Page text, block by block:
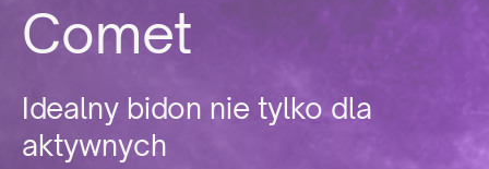
Comet
Idealny bidon nie tylko dla
aktywnych